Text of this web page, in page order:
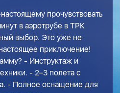
прочувствовать
в аэротрубе в ТРК
выбор. Это уже не
приключение!
- Инструктаж и
- 2–3 полета с
- Полное оснащение для